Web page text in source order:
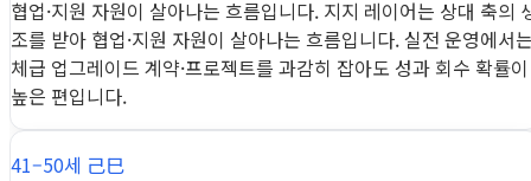
협업·지원 자원이 살아나는 흐름입니다. 지지 레이어는 상대 축의
조를 받아 협업·지원 자원이 살아나는 흐름입니다. 실전 운영에서
체급 업그레이드 계약·프로젝트를 과감히 잡아도 성과 회수 확률이
높은 편입니다.
41–50세 己巳